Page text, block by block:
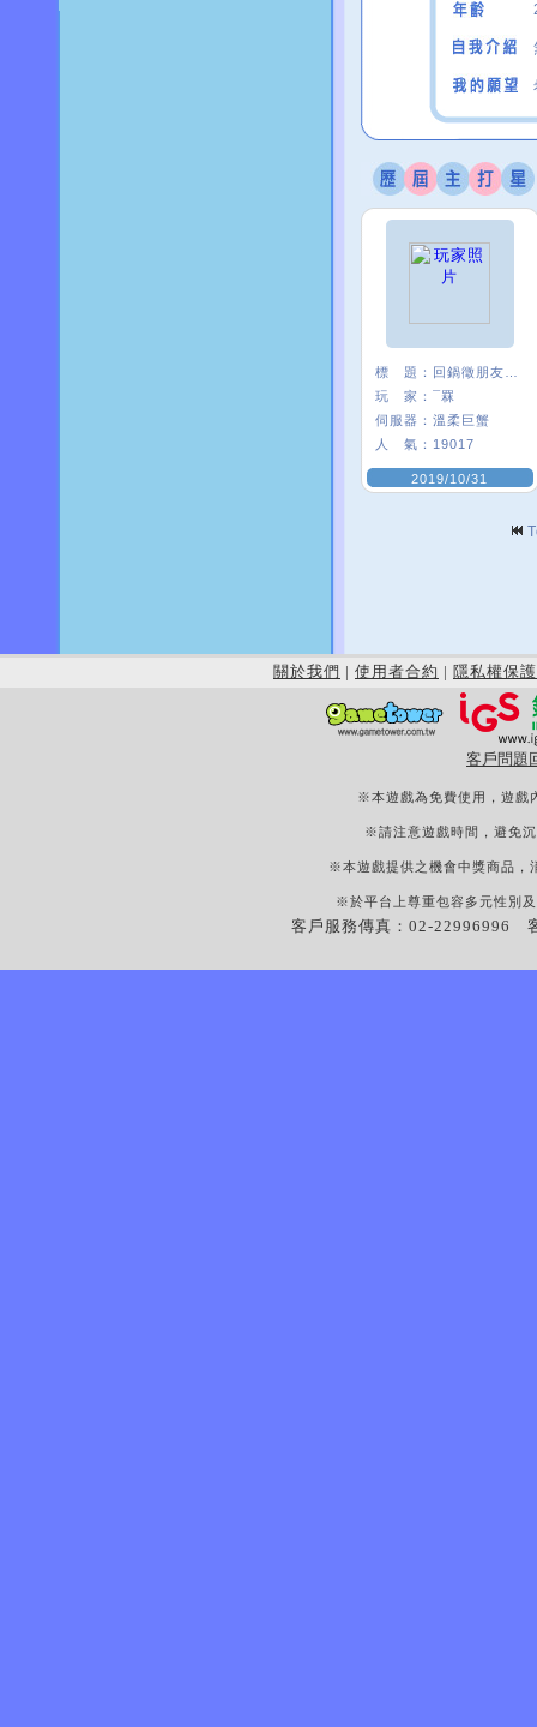
標 題：
玩 家： ¯罧
伺服器： 溫柔巨蟹
人 氣： 19017
2019/10/31
關於我們 | 使用者合約 | 隱私權保護
客戶問題
※本遊戲為免費使用，遊戲
※請注意遊戲時間，避免
※本遊戲提供之機會中獎商品，
※於平台上尊重包容多元性別
客戶服務傳真：02-22996996